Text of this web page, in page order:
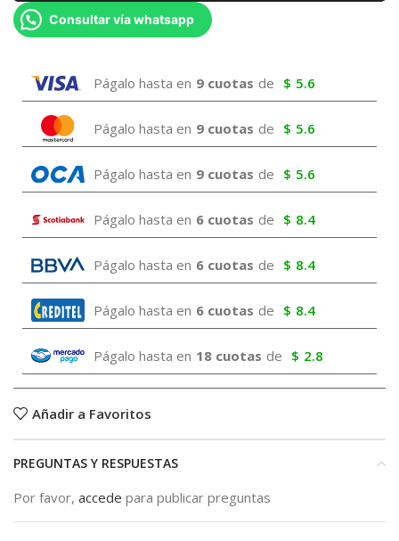
Consultar vía whatsapp
Págalo hasta en 9 cuotas de $ 5.6
Págalo hasta en 9 cuotas de $ 5.6
Págalo hasta en 9 cuotas de $ 5.6
Págalo hasta en 6 cuotas de $ 8.4
Págalo hasta en 6 cuotas de $ 8.4
Págalo hasta en 6 cuotas de $ 8.4
Págalo hasta en 18 cuotas de $ 2.8
Añadir a Favoritos
PREGUNTAS Y RESPUESTAS
Por favor, accede para publicar preguntas